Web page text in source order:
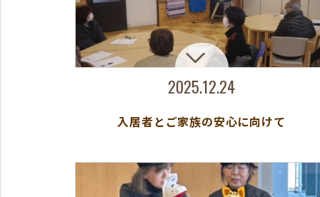
2025.12.24
入居者とご家族の安心に向けて